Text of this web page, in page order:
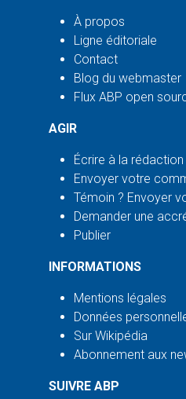
À propos
Ligne éditoriale
Contact
Blog du webmaster
Flux ABP open
AGIR
Écrire à la rédaction
Envoyer votre
Témoin ? Envoyer
Demander une
Publier
INFORMATIONS
Mentions légales
Données
Sur Wikipédia
Abonnement aux
SUIVRE ABP